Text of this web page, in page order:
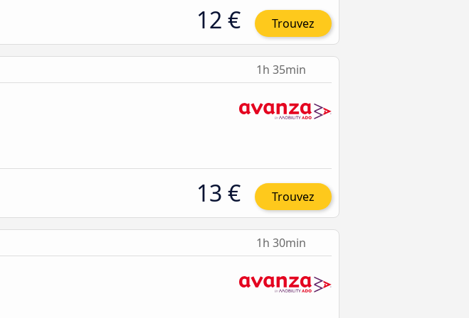
12 € Trouvez
1h 35min
13 € Trouvez
1h 30min